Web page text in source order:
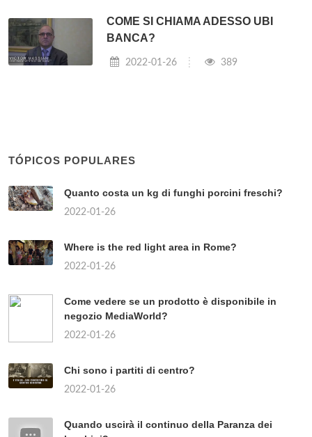
COME SI CHIAMA ADESSO UBI
BANCA?
2022-01-26 389
TÓPICOS POPULARES
Quanto costa un kg di funghi porcini freschi?
2022-01-26
Where is the red light area in Rome?
2022-01-26
Come vedere se un prodotto è disponibile in
negozio MediaWorld?
2022-01-26
Chi sono i partiti di centro?
2022-01-26
Quando uscirà il continuo della Paranza dei